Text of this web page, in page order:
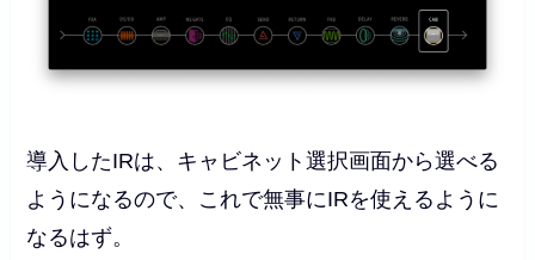
導入したIRは、キャビネット選択画面から選べる
ようになるので、これで無事にIRを使えるように
なるはず。